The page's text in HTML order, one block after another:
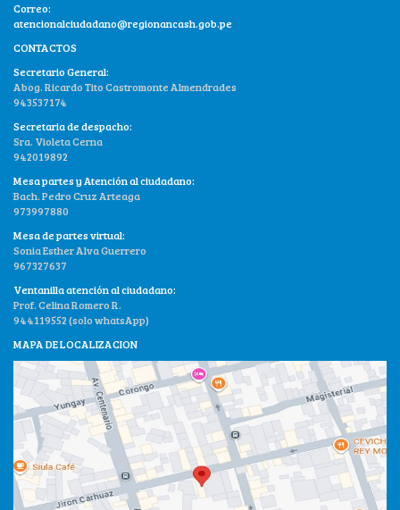
Correo:
atencionalciudadano@regionancash.gob.pe
CONTACTOS
Secretario General:
Abog. Ricardo Tito Castromonte Almendrades
943537174
Secretaria de despacho:
Sra. Violeta Cerna
942019892
Mesa partes y Atención al ciudadano:
Bach. Pedro Cruz Arteaga
973997880
Mesa de partes virtual:
Sonia Esther Alva Guerrero
967327637
Ventanilla atención al ciudadano:
Prof. Celina Romero R.
944119552 (solo whatsApp)
MAPA DE LOCALIZACION